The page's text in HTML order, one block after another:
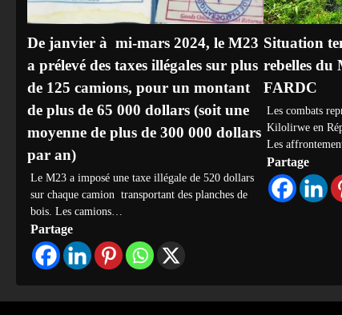
De janvier à mi-mars 2024, le M23
a prélevé des taxes illégales sur plus
de 125 camions, pour un montant
de plus de 65 000 dollars (soit une
moyenne de plus de 300 000 dollars
par an)
Le M23 a imposé une taxe illégale de 520 dollars
sur chaque camion transportant des planches de
bois. Les camions…
Partage
Situation
rebelles du
FARDC
Les combats
Kilolirwe en
Les
Partage